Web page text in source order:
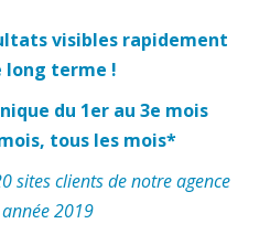
visibles rapidement
long terme !
du 1er au 3e mois
tous les mois*
sites clients de notre agence
année 2019